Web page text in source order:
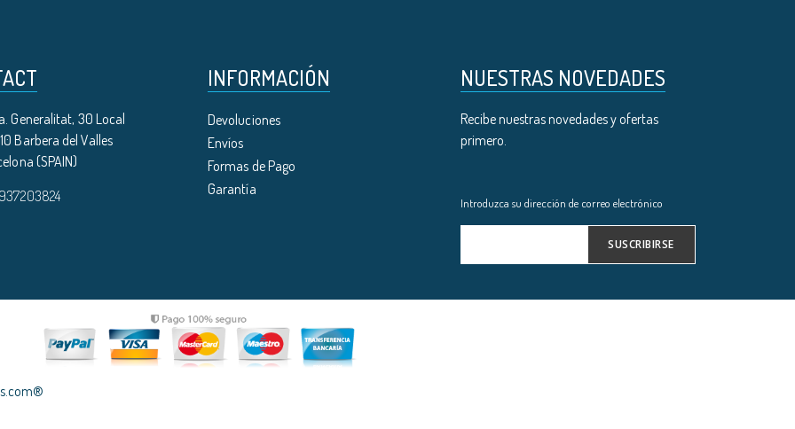
Generalitat, 30 Local
Barbera del Valles
(SPAIN)
INFORMACIÓN
Devoluciones
Envíos
Formas de Pago
Garantía
NUESTRAS NOVEDADES
Recibe nuestras novedades y ofertas
primero.
Introduzca su dirección de correo electrónico
SUSCRIBIRSE